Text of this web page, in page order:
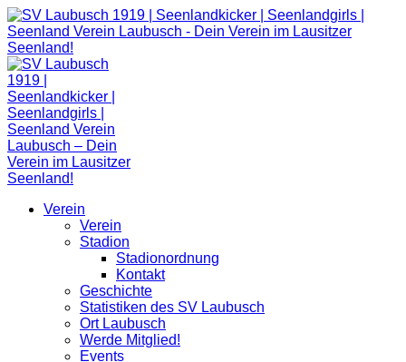
Zum
Inhalt
springen
Verein
Verein
Stadion
Stadionordnung
Kontakt
Geschichte
Statistiken des SV Laubusch
Ort Laubusch
Werde Mitglied!
Events